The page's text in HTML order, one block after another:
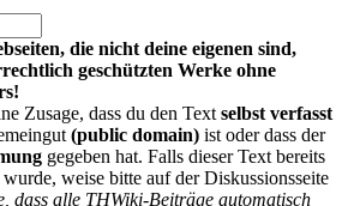
die nicht deine eigenen sind,
geschützten Werke ohne
Zusage, dass du den Text selbst verfasst
(public domain) ist oder dass der
gegeben hat. Falls dieser Text bereits
weise bitte auf der Diskussionsseite
dass alle THWiki-Beiträge automatisch